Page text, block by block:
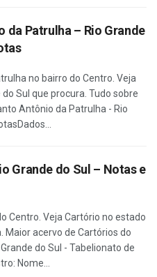
Patrulha – Rio Grande
no bairro do Centro. Veja
Sul que procura. Tudo sobre
Antônio da Patrulha - Rio
Grande do Sul – Notas e
Centro. Veja Cartório no estado
Maior acervo de Cartórios do
do Sul - Tabelionato de
Nome...